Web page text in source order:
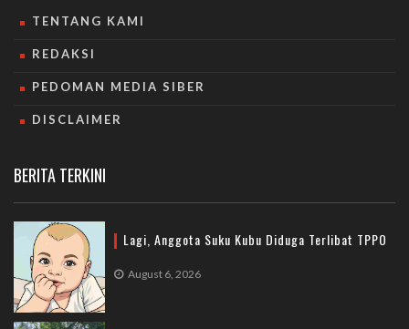
TENTANG KAMI
REDAKSI
PEDOMAN MEDIA SIBER
DISCLAIMER
BERITA TERKINI
Lagi, Anggota Suku Kubu Diduga Terlibat TPPO
August 6, 2026